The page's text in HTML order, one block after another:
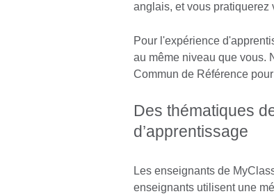
anglais, et vous pratiquerez
Pour l'expérience
au même niveau que vous.
Commun de Référence
Des thématiques
d’apprentissage
Les enseignants de
enseignants utilisent une